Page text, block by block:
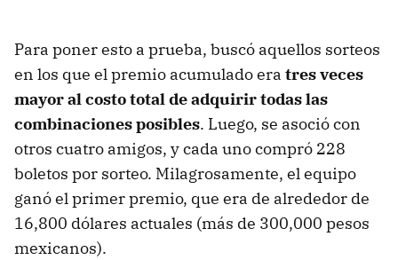
Para poner esto a prueba, buscó aquellos sorteos
en los que el premio acumulado era tres veces
mayor al costo total de adquirir todas las
combinaciones posibles. Luego, se asoció con
otros cuatro amigos, y cada uno compró 228
boletos por sorteo. Milagrosamente, el equipo
ganó el primer premio, que era de alrededor de
16,800 dólares actuales (más de 300,000 pesos
mexicanos).